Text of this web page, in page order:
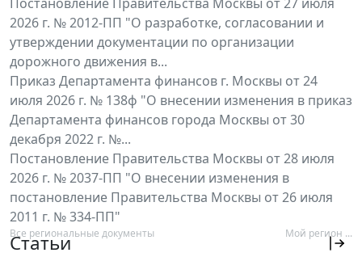
Постановление Правительства Москвы от 27 июля
2026 г. № 2012-ПП "О разработке, согласовании и
утверждении документации по организации
дорожного движения в...
Приказ Департамента финансов г. Москвы от 24
июля 2026 г. № 138ф "О внесении изменения в приказ
Департамента финансов города Москвы от 30
декабря 2022 г. №...
Постановление Правительства Москвы от 28 июля
2026 г. № 2037-ПП "О внесении изменения в
постановление Правительства Москвы от 26 июля
2011 г. № 334-ПП"
Все региональные документы Мой регион ...
Статьи